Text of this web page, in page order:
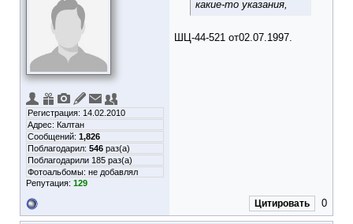
Регистрация: 14.02.2010
Адрес: Калтан
Сообщений: 1,826
Поблагодарил: 546 раз(а)
Поблагодарили 185 раз(а)
Фотоальбомы: не добавлял
Репутация: 129
какие-то указания,
ШЦ-44-521 от02.07.1997.
Цитировать 0